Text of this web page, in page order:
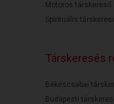
Motoros társkereső
Spirituális
Társkeresés
Békéscsabai
Budapesti